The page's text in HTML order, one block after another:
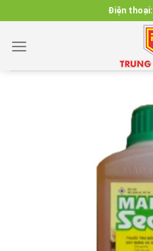
to
content
Điện thoại: